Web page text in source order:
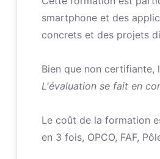
smartphone et des
concrets et des projets
Bien que non
L'évaluation se fait en
Le coût de la formation
en 3 fois, OPCO, FAF,